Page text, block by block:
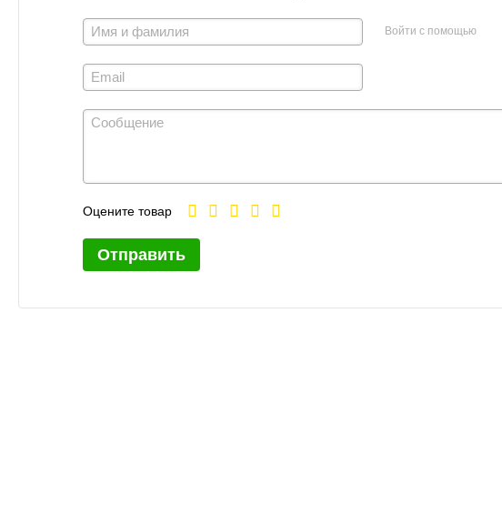
Войти с помощью
Оцените товар
Отправить